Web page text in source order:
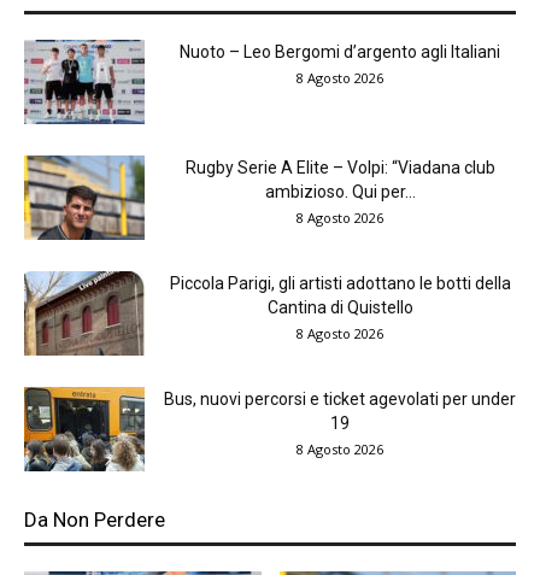
Nuoto – Leo Bergomi d’argento agli Italiani
8 Agosto 2026
Rugby Serie A Elite – Volpi: “Viadana club
ambizioso. Qui per...
8 Agosto 2026
Piccola Parigi, gli artisti adottano le botti della
Cantina di Quistello
8 Agosto 2026
Bus, nuovi percorsi e ticket agevolati per under
19
8 Agosto 2026
Da Non Perdere